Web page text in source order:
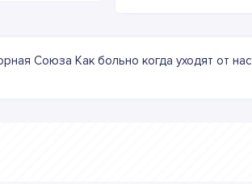
Союза Как больно когда уходят от нас